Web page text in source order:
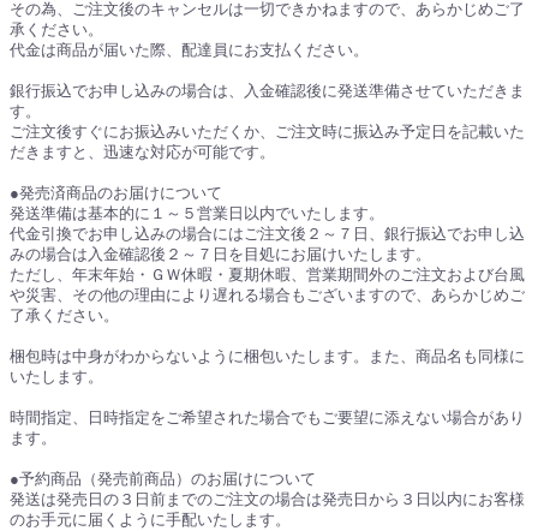
その為、ご注文後のキャンセルは一切できかねますので、あらかじめご了
承ください。
代金は商品が届いた際、配達員にお支払ください。
銀行振込でお申し込みの場合は、入金確認後に発送準備させていただきま
す。
ご注文後すぐにお振込みいただくか、ご注文時に振込み予定日を記載いた
だきますと、迅速な対応が可能です。
●発売済商品のお届けについて
発送準備は基本的に１～５営業日以内でいたします。
代金引換でお申し込みの場合にはご注文後２～７日、銀行振込でお申し込
みの場合は入金確認後２～７日を目処にお届けいたします。
ただし、年末年始・ＧＷ休暇・夏期休暇、営業期間外のご注文および台風
や災害、その他の理由により遅れる場合もございますので、あらかじめご
了承ください。
梱包時は中身がわからないように梱包いたします。また、商品名も同様に
いたします。
時間指定、日時指定をご希望された場合でもご要望に添えない場合があり
ます。
●予約商品（発売前商品）のお届けについて
発送は発売日の３日前までのご注文の場合は発売日から３日以内にお客様
のお手元に届くように手配いたします。